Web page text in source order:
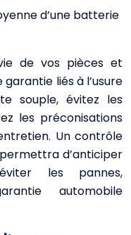
d’une batterie
de vos pièces et
liés à l’usure
souple, évitez les
les préconisations
Un contrôle
d’anticiper
les pannes,
automobile